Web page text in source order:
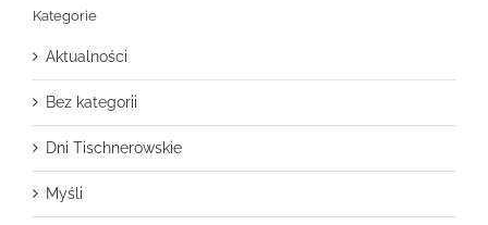
Kategorie
Aktualności
Bez kategorii
Dni Tischnerowskie
Myśli